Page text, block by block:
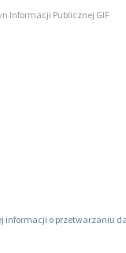
Informacji Publicznej GIF
informacji o przetwarzaniu